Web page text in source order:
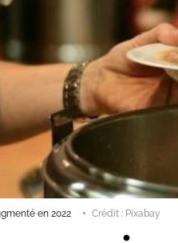
en 2022 Crédit : Pixabay